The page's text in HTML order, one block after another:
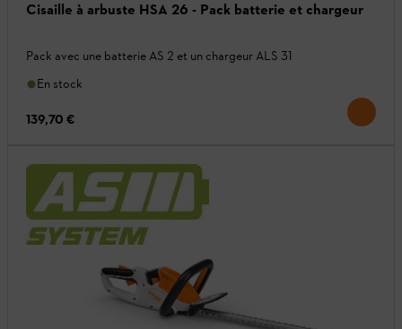
Cisaille à arbuste HSA 26 - Pack batterie et chargeur
Pack avec une batterie AS 2 et un chargeur ALS 31
En stock
139,70 €